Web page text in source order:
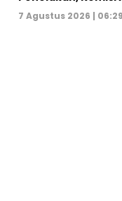
7 Agustus 2026 |